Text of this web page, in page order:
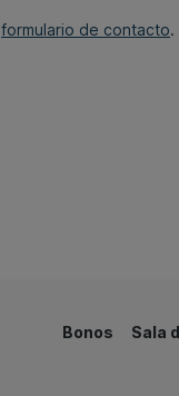
formulario de contacto.
Bonos Sala